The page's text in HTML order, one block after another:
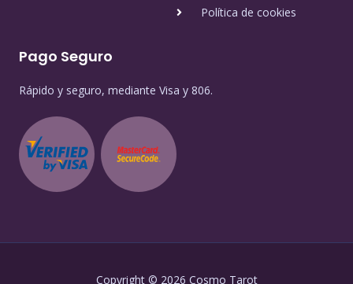
Política de cookies
Pago Seguro
Rápido y seguro, mediante Visa y 806.
Copyright © 2026 Cosmo Tarot